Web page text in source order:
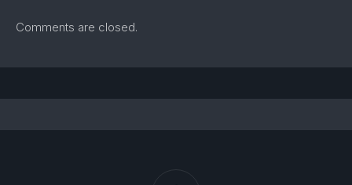
Comments are closed.